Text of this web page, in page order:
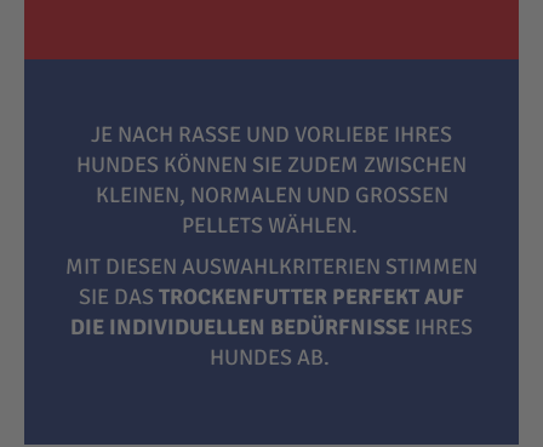
JE NACH RASSE UND VORLIEBE IHRES
HUNDES KÖNNEN SIE ZUDEM ZWISCHEN
KLEINEN, NORMALEN UND GROSSEN P
ELLETS WÄHLEN.
MIT DIESEN AUSWAHLKRITERIEN STIMMEN
SIE DAS TROCKENFUTTER PERFEKT AUF
DIE INDIVIDUELLEN BEDÜRFNISSE IHRES
HUNDES AB.